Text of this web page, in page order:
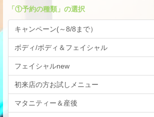
「 ①予約の種類 」の選択
キャンペーン(～8/8まで）
ボディ/ボディ＆フェイシャル
フェイシャルnew
初来店の方お試しメニュー
マタニティー＆産後
07:30
08:00
09:00
10:00
10:30